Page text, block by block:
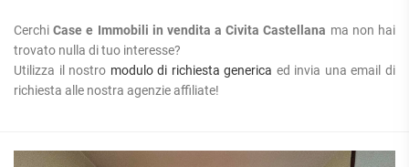
CerchiCase e Immobili in vendita a Civita Castellana ma non hai
trovato nulla di tuo interesse?
Utilizza il nostro modulo di richiesta generica ed invia una email di
richiesta alle nostra agenzie affiliate!